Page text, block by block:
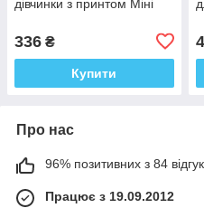
дівчинки з принтом Міні
336 ₴
Купити
Про нас
96% позитивних з 84
Працює з 19.09.2012